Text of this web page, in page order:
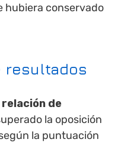
hubiera conservado
resultados
relación de
la oposición
la puntuación